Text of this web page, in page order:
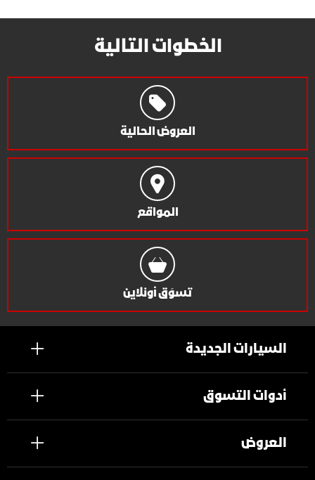
الخطوات التالية
العروض الحالية
المواقع
تسوَق أونلاين
السيارات الجديدة
أدوات التسوق
العروض